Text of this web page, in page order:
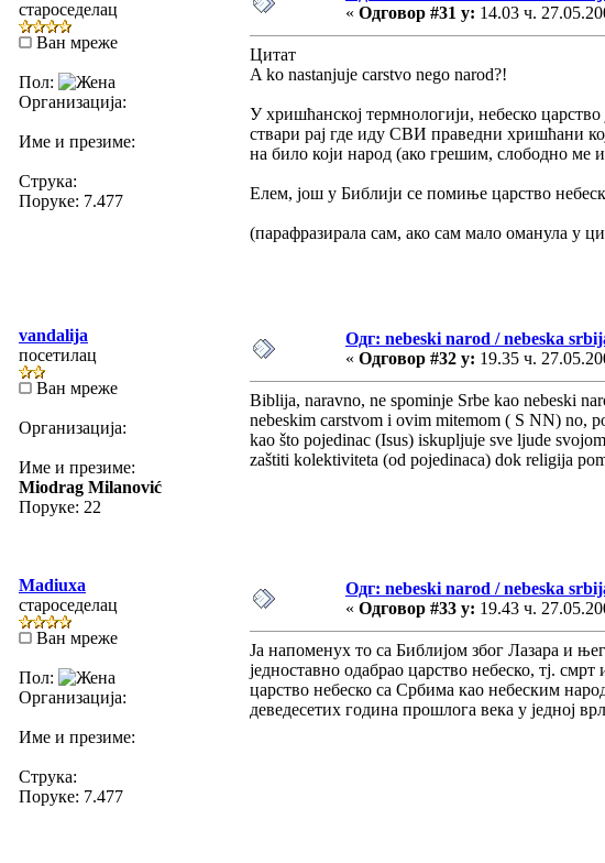
староседелац
Ван мреже
Пол:
Организација:
Име и презиме:
Струка:
Поруке: 7.477
« Одговор #31 у: 14.03 ч.
Цитат
A ko nastanjuje carstvo nego narod?!
У хришћанској термнологији, небеско
ствари рај где иду СВИ праведни хришћани
на било који народ (ако грешим, слободно ме
Елем, још у Библији се помиње царство
(парафразирала сам, ако сам мало оманула у
vandalija
посетилац
Ван мреже
Организација:
Име и презиме:
Miodrag Milanović
Поруке: 22
Одг: nebeski narod / nebeska
« Одговор #32 у: 19.35 ч.
Biblija, naravno, ne spominje Srbe kao nebeski
nebeskim carstvom i ovim mitemom ( S NN) no,
kao što pojedinac (Isus) iskupljuje sve ljude
zaštiti kolektiviteta (od pojedinaca) dok religija
Madiuxa
староседелац
Ван мреже
Пол:
Организација:
Име и презиме:
Струка:
Поруке: 7.477
Одг: nebeski narod / nebeska
« Одговор #33 у: 19.43 ч.
Ја напоменух то са Библијом због Лазара и
једноставно одабрао царство небеско, тј.
царство небеско са Србима као небеским
деведесетих година прошлога века у једној